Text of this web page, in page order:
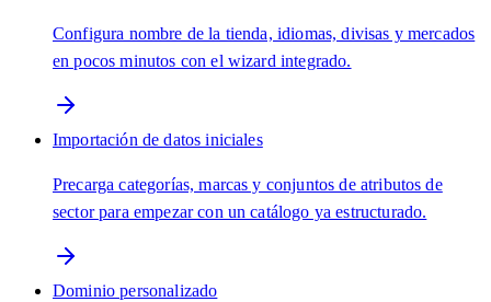
Configura nombre de la tienda, idiomas, divisas y mercados
en pocos minutos con el wizard integrado.
Importación de datos iniciales
Precarga categorías, marcas y conjuntos de atributos de
sector para empezar con un catálogo ya estructurado.
Dominio personalizado